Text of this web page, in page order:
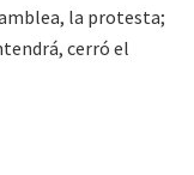
la protesta;
cerró el